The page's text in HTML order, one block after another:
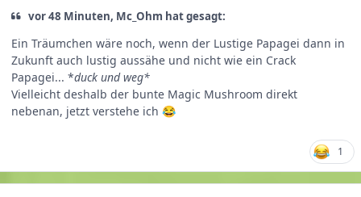
vor 48 Minuten, Mc_Ohm hat gesagt:
Ein Träumchen wäre noch, wenn der Lustige Papagei dann in
Zukunft auch lustig aussähe und nicht wie ein Crack
Papagei... *duck und weg*
Vielleicht deshalb der bunte Magic Mushroom direkt
nebenan, jetzt verstehe ich 😂
1